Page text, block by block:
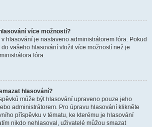
více možností?
hlasování je nastaveno administrátorem fóra. Pokud
vašeho hlasování vložit více možností než je
fóra.
hlasování?
může být hlasování upraveno pouze jeho
administrátorem. Pro úpravu hlasování klikněte
příspěvku v tématu, ke kterému je hlasování
nikdo nehlasoval, uživatelé můžou smazat